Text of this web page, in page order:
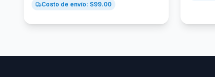
Costo de envío: $99.00